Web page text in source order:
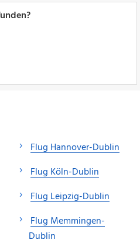
Flug Hannover-Dublin
Flug Köln-Dublin
Flug Leipzig-Dublin
Flug Memmingen-
Dublin